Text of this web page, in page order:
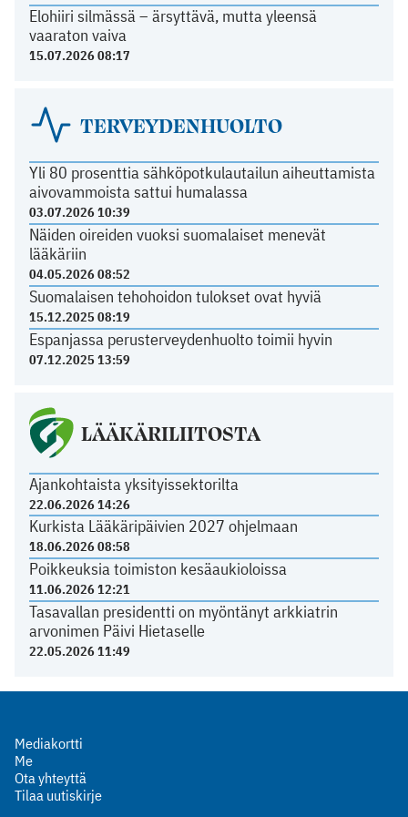
Elohiiri silmässä – ärsyttävä, mutta yleensä
vaaraton vaiva
15.07.2026 08:17
TERVEYDENHUOLTO
Yli 80 prosenttia sähköpotkulautailun aiheuttamista
aivovammoista sattui humalassa
03.07.2026 10:39
Näiden oireiden vuoksi suomalaiset menevät
lääkäriin
04.05.2026 08:52
Suomalaisen tehohoidon tulokset ovat hyviä
15.12.2025 08:19
Espanjassa perusterveydenhuolto toimii hyvin
07.12.2025 13:59
LÄÄKÄRILIITOSTA
Ajankohtaista yksityissektorilta
22.06.2026 14:26
Kurkista Lääkäripäivien 2027 ohjelmaan
18.06.2026 08:58
Poikkeuksia toimiston kesäaukioloissa
11.06.2026 12:21
Tasavallan presidentti on myöntänyt arkkiatrin
arvonimen Päivi Hietaselle
22.05.2026 11:49
Mediakortti
Me
Ota yhteyttä
Tilaa uutiskirje